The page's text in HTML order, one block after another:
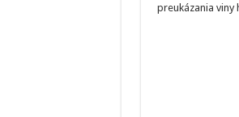
preukázania